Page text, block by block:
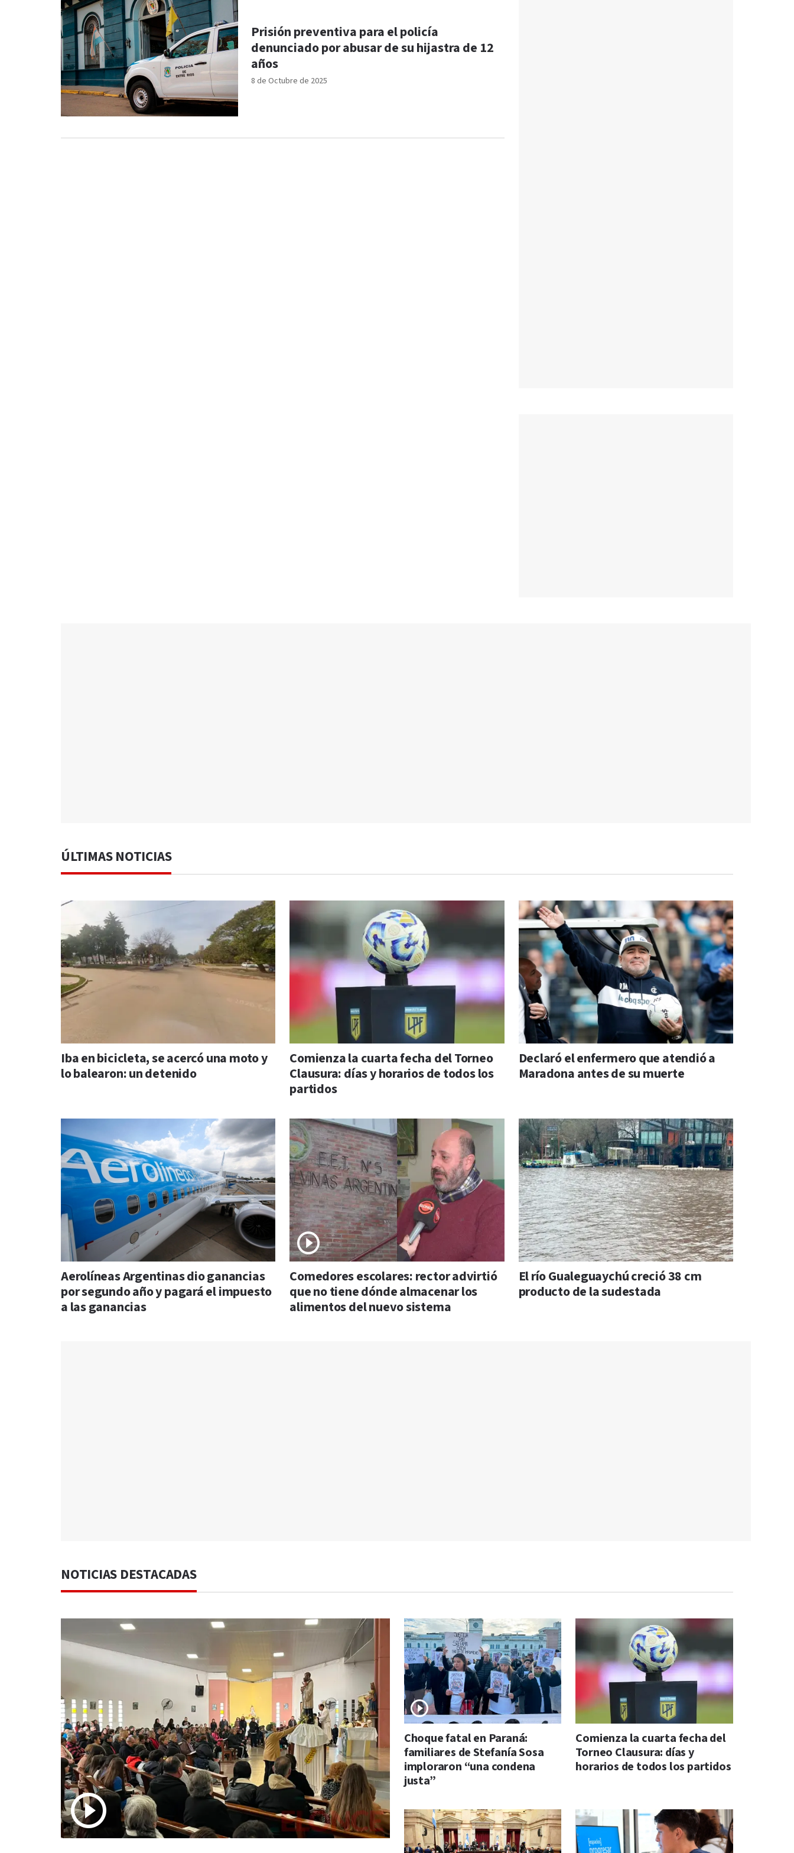
8 de Octubre de 2025
Prisión preventiva para el policía
denunciado por abusar de su hijastra de 12
años
ÚLTIMAS NOTICIAS
Iba en bicicleta, se acercó una moto y
lo balearon: un detenido
Comienza la cuarta fecha del Torneo
Clausura: días y horarios de todos los
partidos
Declaró el enfermero que atendió a
Maradona antes de su muerte
Aerolíneas Argentinas dio ganancias
por segundo año y pagará el impuesto
a las ganancias
Comedores escolares: rector advirtió
que no tiene dónde almacenar los
alimentos del nuevo sistema
El río Gualeguaychú creció 38 cm
producto de la sudestada
NOTICIAS DESTACADAS
Choque fatal en Paraná:
familiares de Stefanía Sosa
imploraron “una condena
justa”
Comienza la cuarta fecha del
Torneo Clausura: días y
horarios de todos los partidos